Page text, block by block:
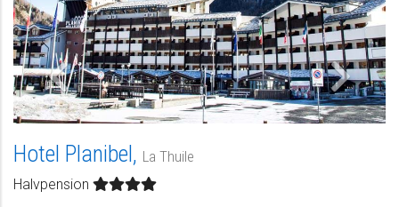
Hotel Planibel, La Thuile
Halvpension